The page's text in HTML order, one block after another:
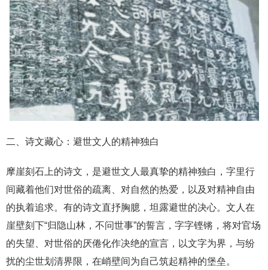
二、诗文藏心：避世文人的精神独白
摩崖刻石上的诗文，是避世文人最真挚的精神独白，字里行
间藏着他们对世俗的疏离、对自然的热爱，以及对精神自由
的执着追求。有的诗文直抒胸臆，坦露避世的决心。文人在
崖壁刻下“归隐山林，不问世事”的誓言，字字铿锵，将对官场
的失望、对世俗的厌倦化作决绝的宣言，以文字为界，与纷
扰的尘世划清界限，在峭壁间为自己筑起精神的堡垒。